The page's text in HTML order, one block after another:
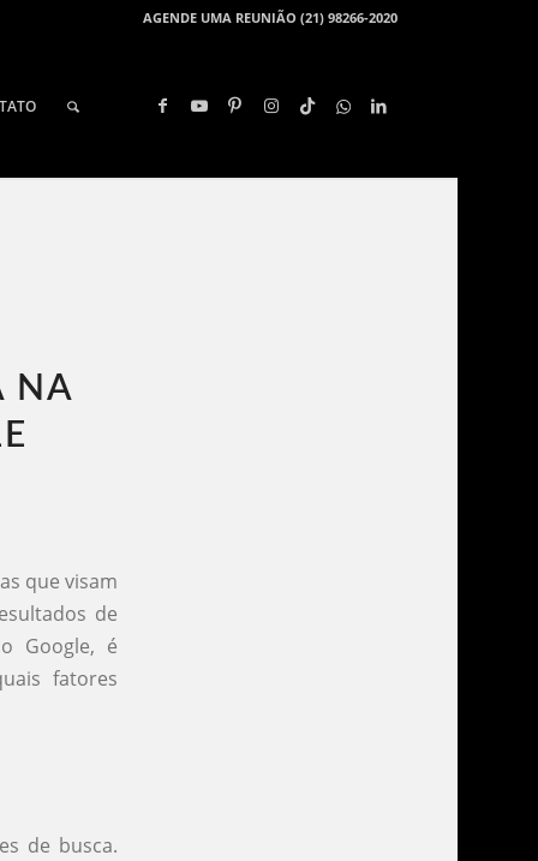
AGENDE UMA REUNIÃO (21) 98266-2020
NA
que visam
de
Google, é
fatores
de busca.